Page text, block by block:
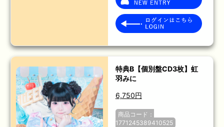
特典B【個別盤CD3枚】虹
羽みに
6,750円
商品コード：
1771245389410525